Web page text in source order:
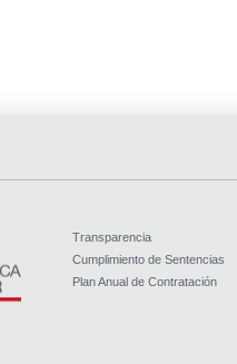
Transparencia
Cumplimiento de Sentencias
Plan Anual de Contratación